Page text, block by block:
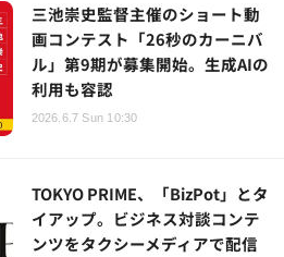
三池崇史監督主催のショート動
画コンテスト「26秒のカーニバ
ル」第9期が募集開始。生成AIの
利用も容認
2026.6.7 Sun 10:30
TOKYO PRIME、「BizPot」とタ
イアップ。ビジネス対談コンテ
ンツをタクシーメディアで配信